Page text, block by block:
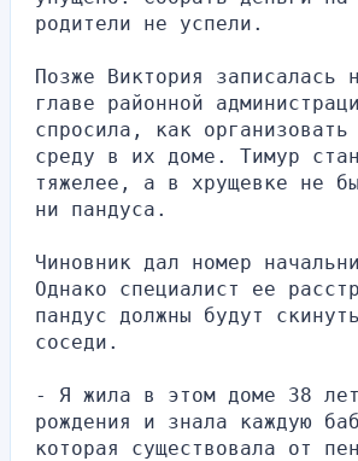
родители не успели.
Позже Виктория записалась
главе районной
спросила, как организовать
среду в их доме. Тимур
тяжелее, а в хрущевке не
ни пандуса.
Чиновник дал номер
Однако специалист ее
пандус должны будут
соседи.
- Я жила в этом доме 38
рождения и знала каждую
которая существовала от